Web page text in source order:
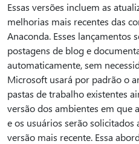
Essas versões incluem as
melhorias mais recentes das
Anaconda. Esses lançamentos
postagens de blog e
automaticamente, sem
Microsoft usará por padrão o
pastas de trabalho existentes
versão dos ambientes em que
e os usuários serão solicitados
versão mais recente. Essa